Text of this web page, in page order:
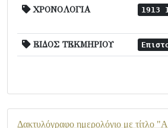
ΧΡΟΝΟΛΟΓΙΑ 1913
ΕΙΔΟΣ ΤΕΚΜΗΡΙΟΥ
Δακτυλόγραφο ημερολόγιο με τίτλο